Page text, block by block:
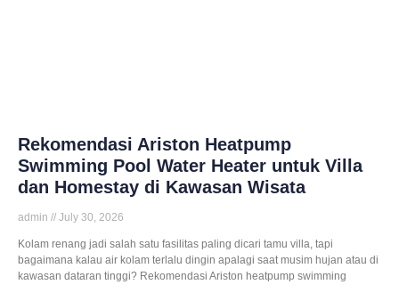
Rekomendasi Ariston Heatpump
Swimming Pool Water Heater untuk Villa
dan Homestay di Kawasan Wisata
admin July 30, 2026
Kolam renang jadi salah satu fasilitas paling dicari tamu villa, tapi
bagaimana kalau air kolam terlalu dingin apalagi saat musim hujan atau di
kawasan dataran tinggi? Rekomendasi Ariston heatpump swimming